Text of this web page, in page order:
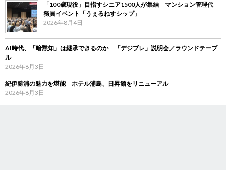
「100歳現役」目指すシニア1500人が集結 マンション管理代
務員イベント「うぇるねすシップ」
2026年8月4日
AI時代、「暗黙知」は継承できるのか 「デジブレ」説明会／ラウンドテーブ
ル
2026年8月3日
紀伊勝浦の魅力を堪能 ホテル浦島、日昇館をリニューアル
2026年8月3日